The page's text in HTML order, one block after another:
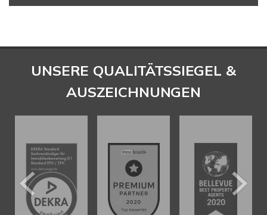
UNSERE QUALITÄTSSIEGEL &
AUSZEICHNUNGEN